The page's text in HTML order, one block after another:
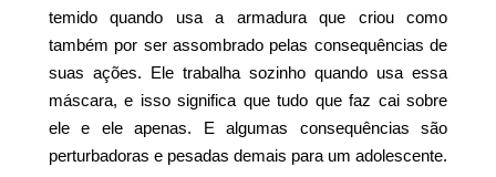
temido quando usa a armadura que criou como
também por ser assombrado pelas consequências de
suas ações. Ele trabalha sozinho quando usa essa
máscara, e isso significa que tudo que faz cai sobre
ele e ele apenas. E algumas consequências são
perturbadoras e pesadas demais para um adolescente.